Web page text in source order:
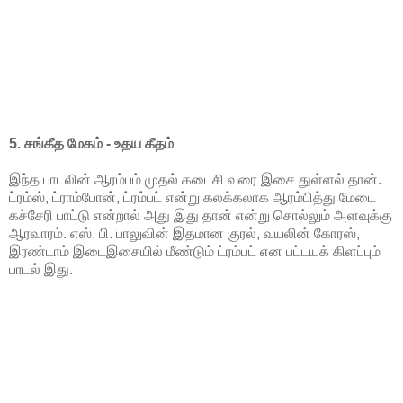
5. சங்கீத மேகம் - உதய கீதம்
இந்த பாடலின் ஆரம்பம் முதல் கடைசி வரை இசை துள்ளல் தான்.
ட்ரம்ஸ், ட்ராம்போன், ட்ரம்பட் என்று கலக்கலாக ஆரம்பித்து மேடை
கச்சேரி பாட்டு என்றால் அது இது தான் என்று சொல்லும் அளவுக்கு
ஆரவாரம். எஸ். பி. பாலுவின் இதமான குரல், வயலின் கோரஸ்,
இரண்டாம் இடைஇசையில் மீண்டும் ட்ரம்பட் என பட்டயக் கிளப்பும்
பாடல் இது.